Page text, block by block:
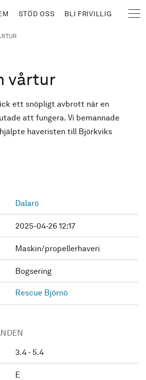
STÖD OSS BLI FRIVILLIG
vårtur
ett snöpligt avbrott när en
att fungera. Vi bemannade
haveristen till Björkviks
Dalarö
2025-04-26 12:17
Maskin/propellerhaveri
Bogsering
Rescue Björnö
3.4 - 5.4
E